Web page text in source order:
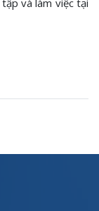
và làm việc tại